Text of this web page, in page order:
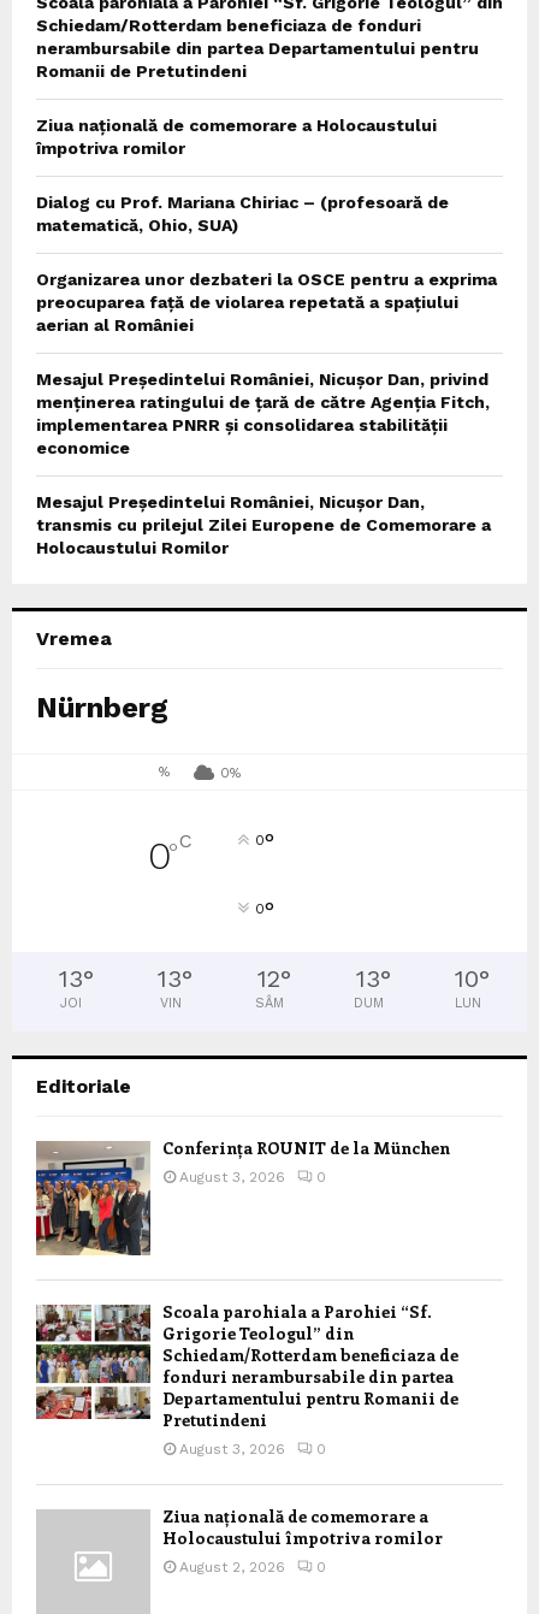
Schiedam/Rotterdam beneficiaza de fonduri
nerambursabile din partea Departamentului pentru
Romanii de Pretutindeni
Ziua națională de comemorare a Holocaustului
împotriva romilor
Dialog cu Prof. Mariana Chiriac – (profesoară de
matematică, Ohio, SUA)
Organizarea unor dezbateri la OSCE pentru a exprima
preocuparea față de violarea repetată a spațiului
aerian al României
Mesajul Președintelui României, Nicușor Dan, privind
menținerea ratingului de țară de către Agenția Fitch,
implementarea PNRR și consolidarea stabilității
economice
Mesajul Președintelui României, Nicușor Dan,
transmis cu prilejul Zilei Europene de Comemorare a
Holocaustului Romilor
Vremea
Nürnberg
% 0%
0°C 0°
0°
13°
JOI
13°
VIN
12°
SÂM
13°
DUM
10°
LUN
Editoriale
Conferința ROUNIT de la München
August 3, 2026 0
Scoala parohiala a Parohiei “Sf.
Grigorie Teologul” din
Schiedam/Rotterdam beneficiaza de
fonduri nerambursabile din partea
Departamentului pentru Romanii de
Pretutindeni
August 3, 2026 0
Ziua națională de comemorare a
Holocaustului împotriva romilor
August 2, 2026 0